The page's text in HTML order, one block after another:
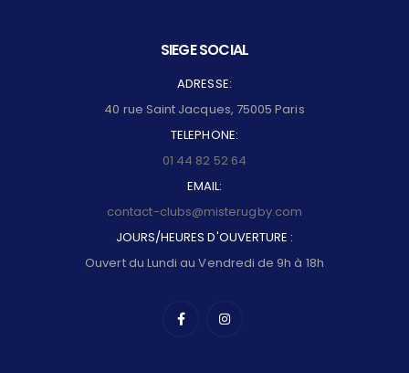
SIEGE SOCIAL
ADRESSE:
40 rue Saint Jacques, 75005 Paris
TELEPHONE:
01 44 82 52 64
EMAIL:
contact-clubs@misterugby.com
JOURS/HEURES D'OUVERTURE :
Ouvert du Lundi au Vendredi de 9h à 18h